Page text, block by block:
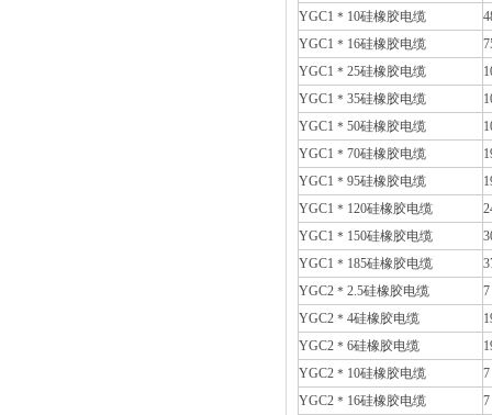
YGC1＊10硅橡胶电缆
YGC1＊16硅橡胶电缆
YGC1＊25硅橡胶电缆
YGC1＊35硅橡胶电缆
YGC1＊50硅橡胶电缆
YGC1＊70硅橡胶电缆
YGC1＊95硅橡胶电缆
YGC1＊120硅橡胶电缆
YGC1＊150硅橡胶电缆
YGC1＊185硅橡胶电缆
YGC2＊2.5硅橡胶电缆
YGC2＊4硅橡胶电缆
YGC2＊6硅橡胶电缆
YGC2＊10硅橡胶电缆
YGC2＊16硅橡胶电缆